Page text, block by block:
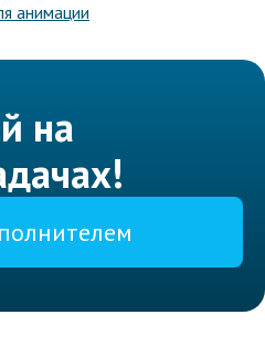
анимации
на